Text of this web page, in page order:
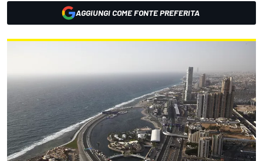
AGGIUNGI COME FONTE PREFERITA